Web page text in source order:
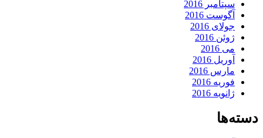
سپتامبر 2016
آگوست 2016
جولای 2016
ژوئن 2016
می 2016
آوریل 2016
مارس 2016
فوریه 2016
ژانویه 2016
دسته‌ها